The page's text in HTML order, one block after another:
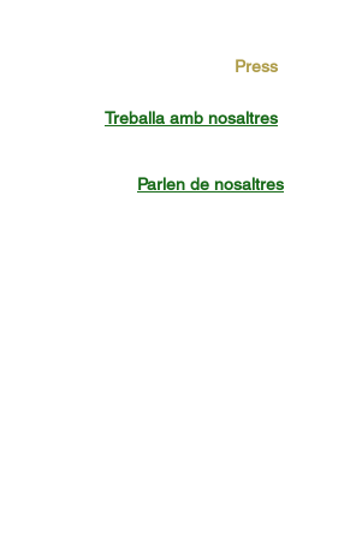
Press
Treballa amb nosaltres
Parlen de nosaltres